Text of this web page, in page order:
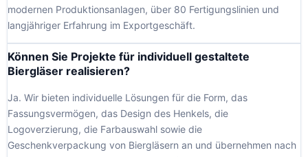
modernen Produktionsanlagen, über 80 Fertigungslinien und
langjähriger Erfahrung im Exportgeschäft.
Können Sie Projekte für individuell gestaltete
Biergläser realisieren?
Ja. Wir bieten individuelle Lösungen für die Form, das
Fassungsvermögen, das Design des Henkels, die
Logoverzierung, die Farbauswahl sowie die
Geschenkverpackung von Biergläsern an und übernehmen nach